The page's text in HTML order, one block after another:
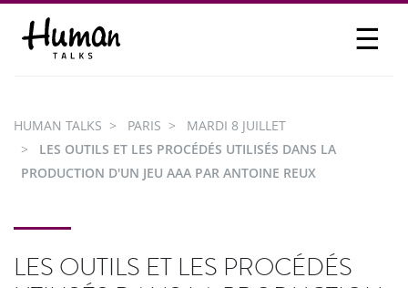
☰
PARTICIPER
HUMAN TALKS PARIS
MARDI 8 JUILLET
LES OUTILS ET LES PROCÉDÉS UTILISÉS DANS LA
PRODUCTION D'UN JEU AAA PAR ANTOINE REUX
LES OUTILS ET LES PROCÉDÉS